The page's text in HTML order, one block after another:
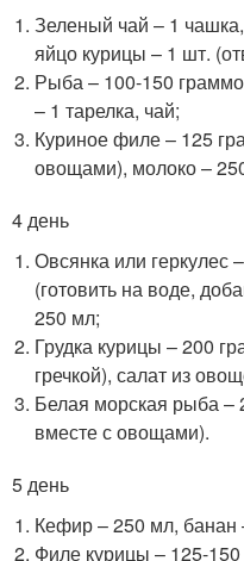
Зеленый чай – 1
яйцо курицы – 1 шт.
Рыба – 100-150
– 1 тарелка, чай;
Куриное филе – 125
овощами), молоко –
4 день
Овсянка или геркулес
(готовить на воде,
250 мл;
Грудка курицы – 200
гречкой), салат из
Белая морская рыба –
вместе с овощами).
5 день
Кефир – 250 мл, банан
Филе курицы – 125-